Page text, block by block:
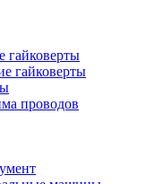
гайковерты
гайковерты
проводов